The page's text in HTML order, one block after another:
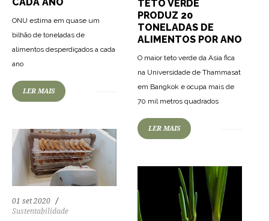
ONU estima em quase um
bilhão de toneladas de
alimentos desperdiçados a cada
ano
LER MAIS
TETO VERDE
PRODUZ 20
TONELADAS DE
ALIMENTOS POR ANO
O maior teto verde da Asia fica
na Universidade de Thammasat
em Bangkok e ocupa mais de
70 mil metros quadrados
LER MAIS
01 set 2020
Sustentabilidade